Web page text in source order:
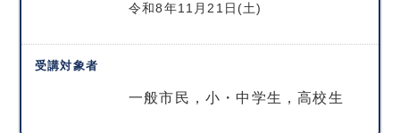
令和8年11月21日(土)
一般市民，小・中学生，高校生